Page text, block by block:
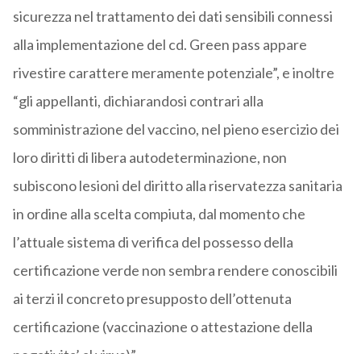
sicurezza nel trattamento dei dati sensibili connessi
alla implementazione del cd. Green pass appare
rivestire carattere meramente potenziale”, e inoltre
“gli appellanti, dichiarandosi contrari alla
somministrazione del vaccino, nel pieno esercizio dei
loro diritti di libera autodeterminazione, non
subiscono lesioni del diritto alla riservatezza sanitaria
in ordine alla scelta compiuta, dal momento che
l’attuale sistema di verifica del possesso della
certificazione verde non sembra rendere conoscibili
ai terzi il concreto presupposto dell’ottenuta
certificazione (vaccinazione o attestazione della